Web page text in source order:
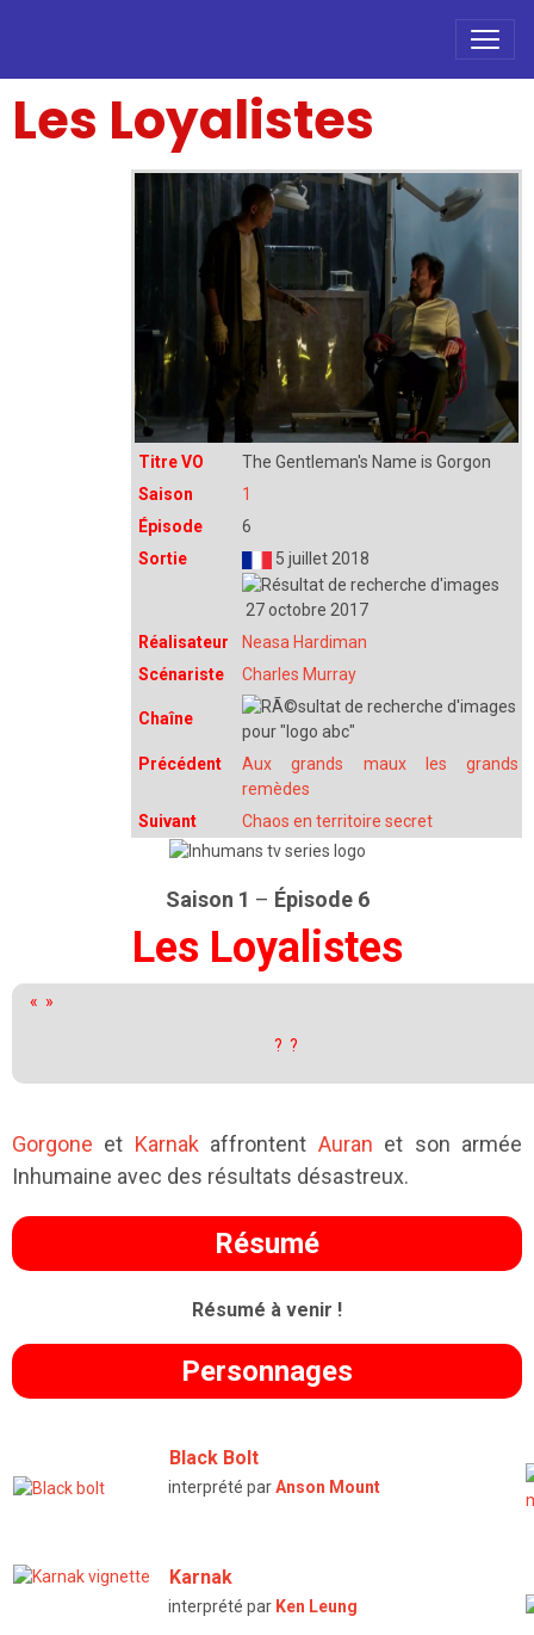
Les Loyalistes
Titre VO
The Gentleman's Name is Gorgon
Saison
1
Épisode
6
Sortie
5 juillet 2018
27 octobre 2017
Réalisateur
Neasa Hardiman
Scénariste
Charles Murray
Chaîne
Précédent
Aux grands maux les grands
remèdes
Suivant
Chaos en territoire secret
Saison 1 – Épisode 6
Les Loyalistes
« »
? ?
Gorgone et Karnak affrontent Auran et son armée
Inhumaine avec des résultats désastreux.
Résumé
Résumé à venir !
Personnages
Black Bolt
interprété parAnson Mount
Karnak
interprété par Ken Leung